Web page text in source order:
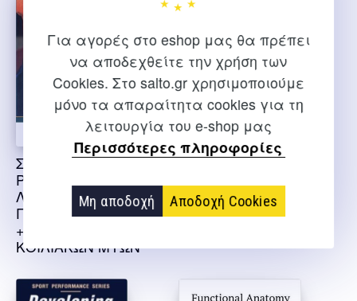
Για αγορές στο eshop μας θα πρέπει
να αποδεχθείτε την χρήση των
Cookies. Στο salto.gr χρησιμοποιούμε
μόνο τα απαραίτητα cookies για τη
λειτουργία του e-shop μας
Περισσότερες πληροφορίες
Μη αποδοχή Αποδοχή Cookies
ΣΕΤ ΚΟΙΛΙΑΚΟΙ
ΡΑΧΙΑΙΟΙ
ΛΕΙΤΟΥΡΓΙΚΗ
ΓΥΜΝΑΣΤΙΚΗ
+ΠΡΟΠΟΝΗΣΗ
ΚΟΙΛΙΑΚΩΝ ΜΥΩΝ
CORE TRAINING
ΑΦΙΣΑ]